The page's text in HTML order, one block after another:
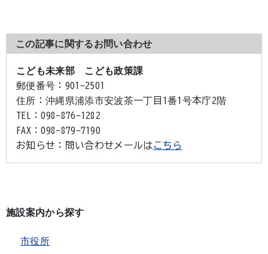
この記事に関するお問い合わせ
こども未来部 こども政策課
郵便番号： 901-2501
住所： 沖縄県浦添市安波茶一丁目1番1号本庁2階
TEL：098-876-1282
FAX：098-879-7190
お知らせ：
問い合わせメールはこちら
施設案内から探す
市役所